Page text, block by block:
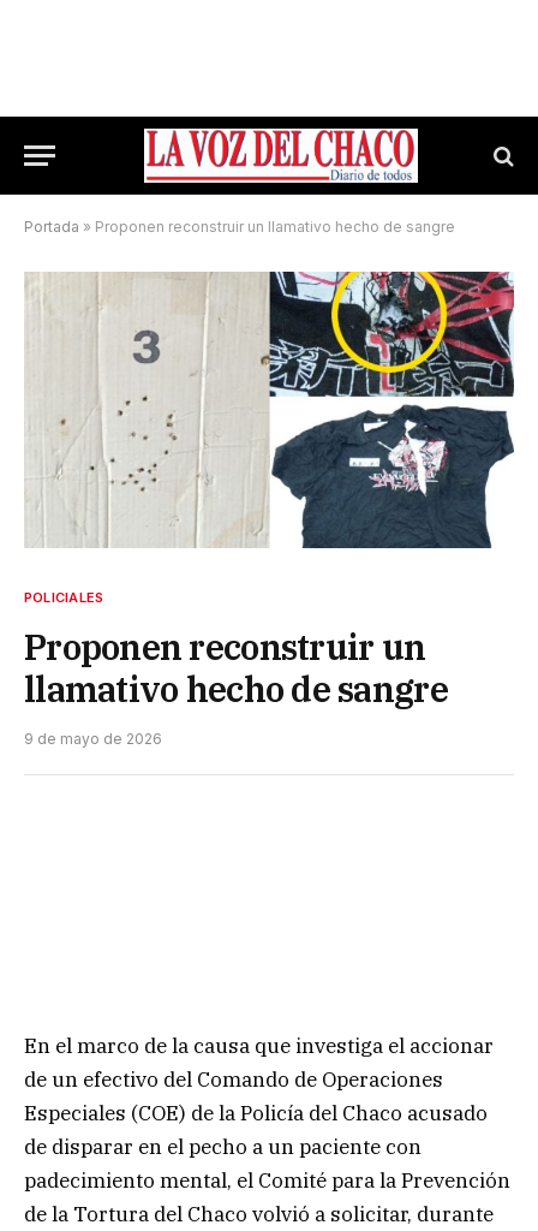
Portada » Proponen reconstruir un llamativo hecho de sangre
POLICIALES
Proponen reconstruir un
llamativo hecho de sangre
9 de mayo de 2026
En el marco de la causa que investiga el accionar
de un efectivo del Comando de Operaciones
Especiales (COE) de la Policía del Chaco acusado
de disparar en el pecho a un paciente con
padecimiento mental, el Comité para la Prevención
de la Tortura del Chaco volvió a solicitar, durante